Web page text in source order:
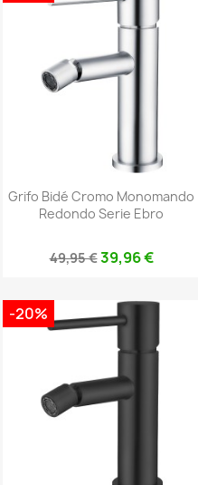
Grifo Bidé Cromo Monomando
Redondo Serie Ebro
49,95 €39,96 €
-20%